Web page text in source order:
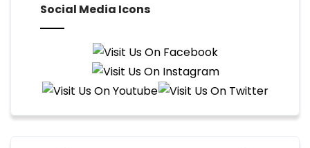
Social Media Icons